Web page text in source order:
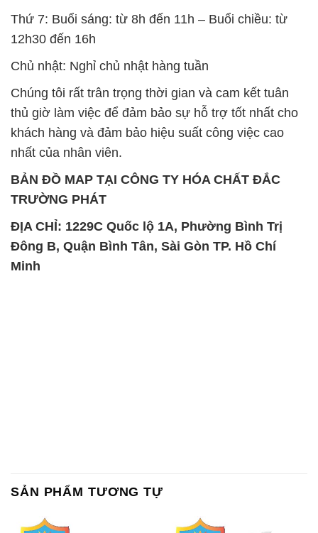
Thứ 7: Buổi sáng: từ 8h đến 11h – Buổi chiều: từ
12h30 đến 16h
Chủ nhật: Nghỉ chủ nhật hàng tuần
Chúng tôi rất trân trọng thời gian và cam kết tuân
thủ giờ làm việc để đảm bảo sự hỗ trợ tốt nhất cho
khách hàng và đảm bảo hiệu suất công việc cao
nhất của nhân viên.
BẢN ĐỒ MAP TẠI CÔNG TY HÓA CHẤT ĐẮC
TRƯỜNG PHÁT
ĐỊA CHỈ: 1229C Quốc lộ 1A, Phường Bình Trị
Đông B, Quận Bình Tân, Sài Gòn TP. Hồ Chí
Minh
SẢN PHẨM TƯƠNG TỰ